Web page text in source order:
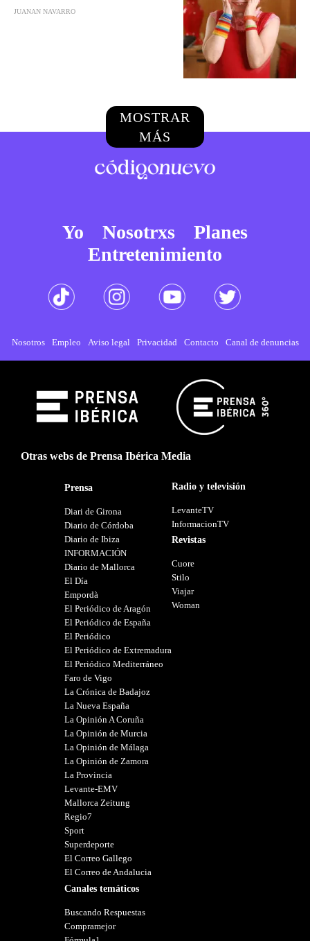
JUANAN NAVARRO
MOSTRAR
MÁS
Yo Nosotrxs
Planes
Entretenimiento
Nosotros Empleo Aviso legal Privacidad Contacto Canal de denuncias
Otras webs de Prensa Ibérica Media
Prensa
Diari de Girona
Diario de Córdoba
Diario de Ibiza
INFORMACIÓN
Diario de Mallorca
El Día
Empordà
El Periódico de Aragón
El Periódico de España
El Periódico
El Periódico de Extremadura
El Periódico Mediterráneo
Faro de Vigo
La Crónica de Badajoz
La Nueva España
La Opinión A Coruña
La Opinión de Murcia
La Opinión de Málaga
La Opinión de Zamora
La Provincia
Levante-EMV
Mallorca Zeitung
Regio7
Sport
Superdeporte
El Correo Gallego
El Correo de Andalucia
Canales temáticos
Buscando Respuestas
Compramejor
Radio y televisión
LevanteTV
InformacionTV
Revistas
Cuore
Stilo
Viajar
Woman